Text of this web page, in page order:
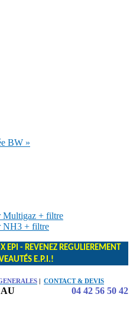
BW »
Multigaz + filtre
NH3 + filtre
- REVENEZ REGULIEREMENT
E.P.I.!
| CONTACT & DEVIS
04 42 56 50 42